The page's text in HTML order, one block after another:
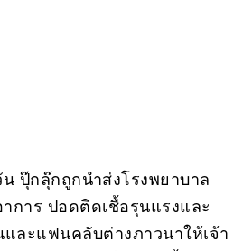
ปุ๊กลุ๊กถูกนำส่งโรงพยาบาล
การ ปอดติดเชื้อรุนแรงและ
และแฟนคลับต่างภาวนาให้เจ้า